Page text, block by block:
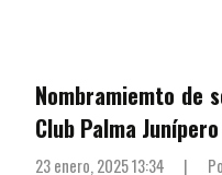
Nombramiemto de
Club Palma
23 enero, 2025 13:34 |